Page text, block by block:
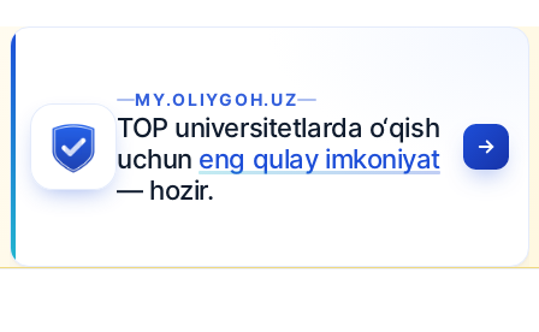
MY.OLIYGOH.UZ
TOP universitetlarda o‘qish
uchuneng qulay imkoniyat
— hozir.